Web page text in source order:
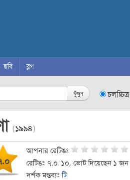
ছবি ব্লগ
খুঁজুন চলচ্চিত্র
(১৯৯৪)
আপনার রেটিঙঃ
রেটিঙঃ ৭.০/১০, ভোট দিয়েছেন ১ জন
দর্শক মন্তব্যঃটি